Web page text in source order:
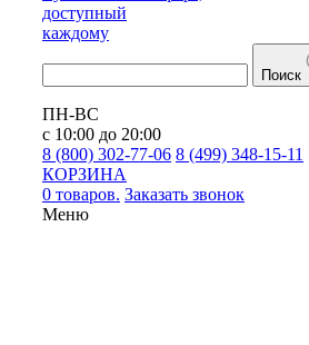
доступный
каждому
Поиск
ПН-ВС
с 10:00 до 20:00
8 (800) 302-77-06 8 (499) 348-15-11
КОРЗИНА
0 товаров. Заказать звонок
Меню